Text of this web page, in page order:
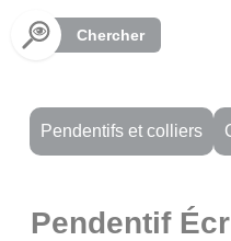
Chercher
Pendentifs et colliers
Pendentif